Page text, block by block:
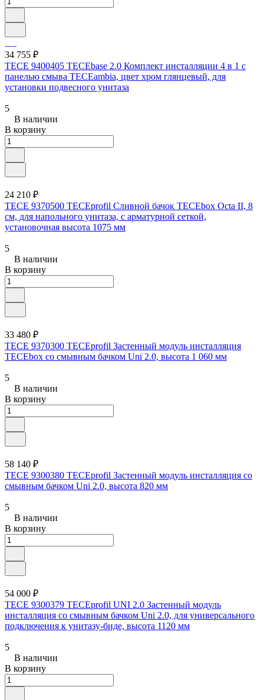
34 755 ₽
TECE 9400405 TECEbase 2.0 Комплект инсталляции 4 в 1 с
панелью смыва ТЕСЕambia, цвет хром глянцевый, для
установки подвесного унитаза
5
В наличии
В корзину
24 210 ₽
TECE 9370500 TECEprofil Сливной бачок TECEbox Octa II, 8
см, для напольного унитаза, с арматурной сеткой,
установочная высота 1075 мм
5
В наличии
В корзину
33 480 ₽
TECE 9370300 TECEprofil Застенный модуль инсталляция
TECEbox со смывным бачком Uni 2.0, высота 1 060 мм
5
В наличии
В корзину
58 140 ₽
TECE 9300380 TECEprofil Застенный модуль инсталляция со
смывным бачком Uni 2.0, высота 820 мм
5
В наличии
В корзину
54 000 ₽
TECE 9300379 TECEprofil UNI 2.0 Застенный модуль
инсталляция со смывным бачком Uni 2.0, для универсального
подключения к унитазу-биде, высота 1120 мм
5
В наличии
В корзину